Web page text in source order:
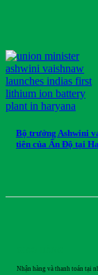
Bộ trưởng Ashwini
tiên của Ấn Độ tại
Nhận hàng và thanh toán tại